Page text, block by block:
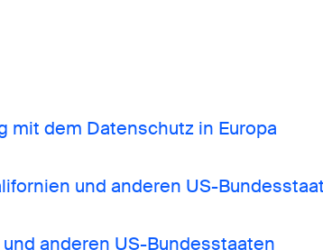
mit dem Datenschutz in Europa
und anderen US-
anderen US-Bundesstaaten